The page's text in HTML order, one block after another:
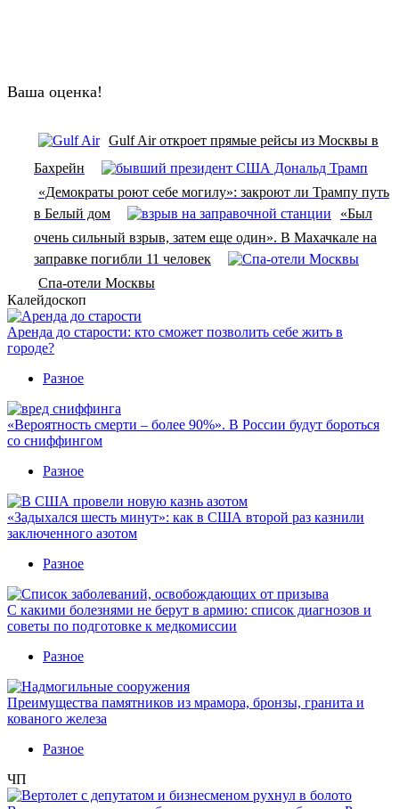
Ваша оценка!
Gulf Air откроет прямые рейсы из Москвы в
Бахрейн
«Демократы роют себе могилу»: закроют ли Трампу путь
в Белый дом
«Был
очень сильный взрыв, затем еще один». В Махачкале на
заправке погибли 11 человек
Спа-отели Москвы
Калейдоскоп
Аренда до старости: кто сможет позволить себе жить в
городе?
Разное
«Вероятность смерти – более 90%». В России будут бороться
со сниффингом
Разное
«Задыхался шесть минут»: как в США второй раз казнили
заключенного азотом
Разное
С какими болезнями не берут в армию: список диагнозов и
советы по подготовке к медкомиссии
Разное
Преимущества памятников из мрамора, бронзы, гранита и
кованого железа
Разное
ЧП